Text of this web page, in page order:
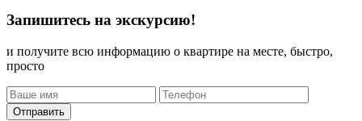
Запишитесь на экскурсию!
и получите всю информацию о квартире на месте, быстро,
просто
Отправить